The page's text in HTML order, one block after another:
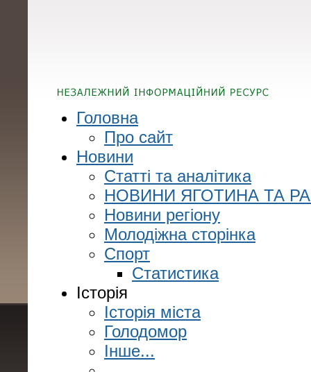
Головна
Про сайт
Новини
Статті та аналітика
НОВИНИ ЯГОТИНА ТА
Новини регіону
Молодіжна сторінка
Спорт
Статистика
Історія
Історія міста
Голодомор
Інше...